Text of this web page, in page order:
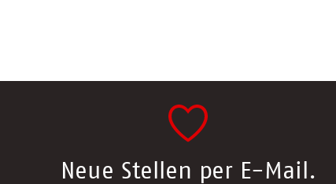
Neue Stellen per E-Mail.